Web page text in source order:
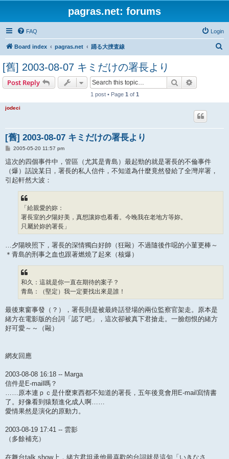
pagras.net: forums
FAQ Login
Board index pagras.net 踊る大捜査線
[舊] 2003-08-07 キミだけの署長より
Post Reply Search
1 post • Page 1 of 1
jodeci
[舊] 2003-08-07 キミだけの署長より
P
s
t
2005-05-20 11:57 pm
這次的四個事件中，管區（尤其是青島）最起勁的就是署長的不倫事件
（爆）話說某日，署長的私人信件，不知道為什麼竟然發給了全灣岸署，
引起軒然大波：
「給親愛的妳：
署長室的夕陽好美，真想讓妳也看看。今晚我在老地方等妳。
只屬於妳的署長」
…夕陽映照下，署長的深情獨白好帥（狂毆）不過隨後作噁的小菫更棒～
＊青島的刑事之血也跟著燃燒了起來（核爆）
和久：這就是你一直在期待的案子？
青島：（堅定）我一定要找出來是誰！
最後東窗事發（？），署長則是被最終話登場的兩位監察官架走。原本是
緒方在電影版的台詞「認了吧」，這次卻被真下君搶走。一臉怨恨的緒方
好可愛～～（毆）
網友回應
2003-08-08 16:18 -- Marga
信件是E-mail嗎？
……原本連ｐｃ是什麼東西都不知道的署長，五年後竟會用E-mail寫情書
了。好像看到猿類進化成人啊……
愛情果然是演化的原動力。
2003-08-19 17:41 -- 雲影
（多餘補充）
在舞台talk show上，緒方君坦承他最喜歡的台詞就是這句「いきなさ